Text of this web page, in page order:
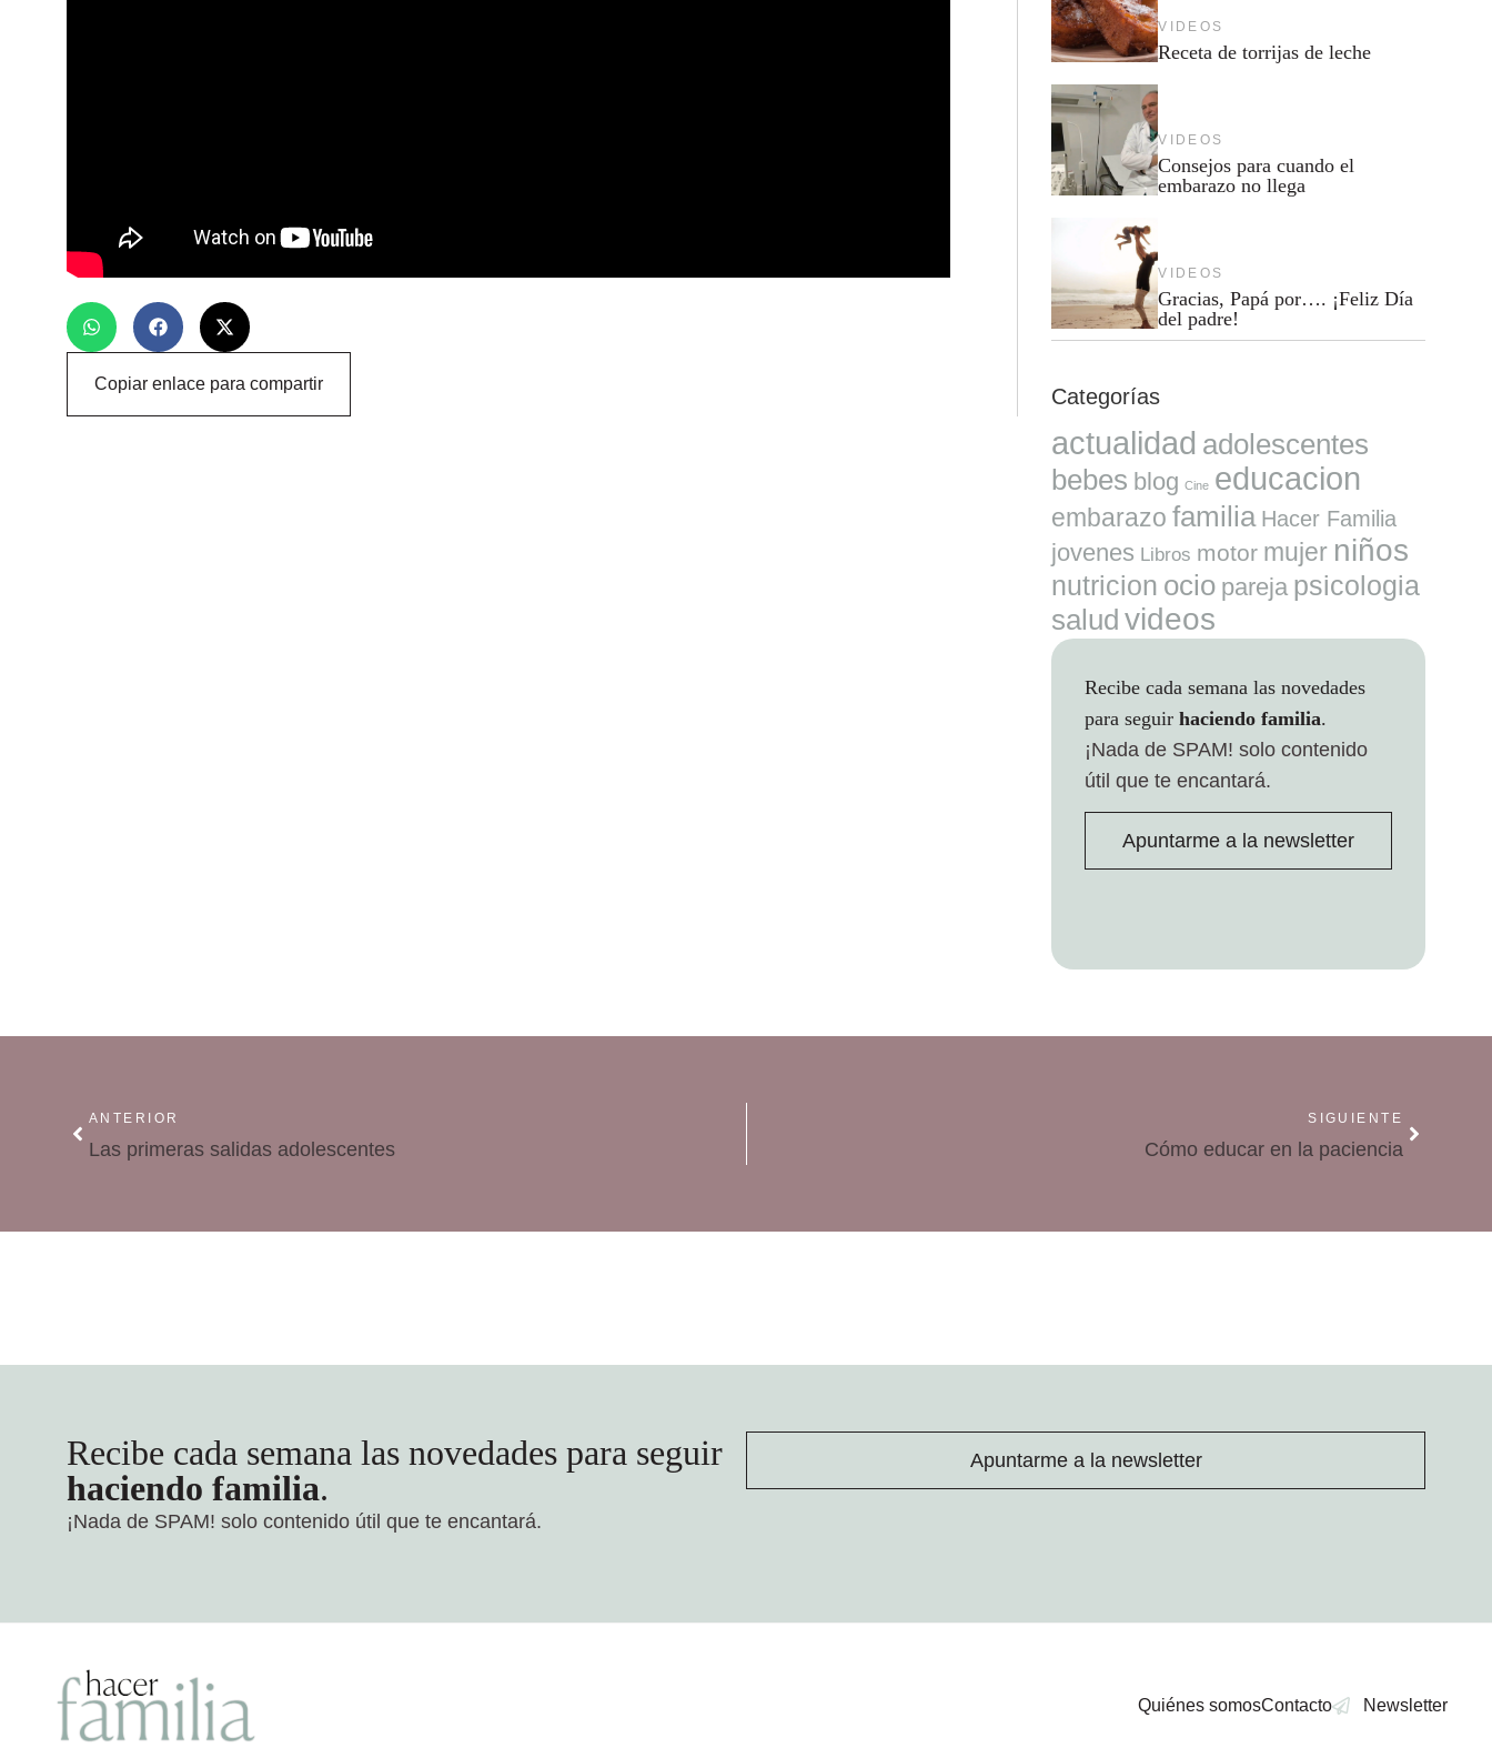
Copiar enlace para compartir
VIDEOS
Receta de torrijas de leche
VIDEOS
Consejos para cuando el
embarazo no llega
VIDEOS
Gracias, Papá por…. ¡Feliz Día
del padre!
Categorías
actualidad adolescentes
bebes blog Cine educacion
embarazo familia Hacer Familia
jovenes Libros motor mujer niños
nutricion ocio pareja psicologia
salud videos
Recibe cada semana las novedades
para seguir haciendo familia.
¡Nada de SPAM! solo contenido
útil que te encantará.
Apuntarme a la newsletter
ANTERIOR
Las primeras salidas adolescentes
SIGUIENTE
Cómo educar en la paciencia
Recibe cada semana las novedades para seguir
haciendo familia.
¡Nada de SPAM! solo contenido útil que te encantará.
Apuntarme a la newsletter
Quiénes somosContacto Newsletter